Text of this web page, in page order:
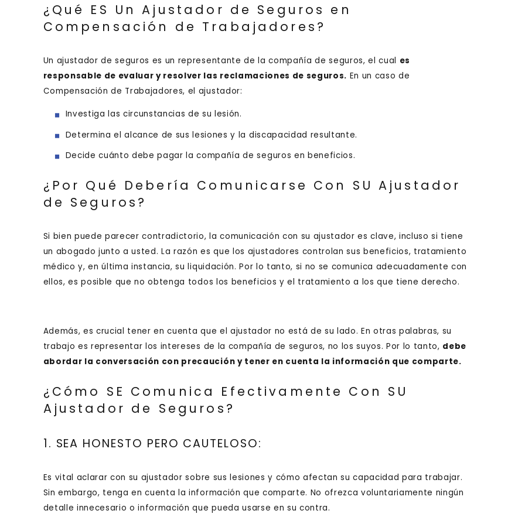
¿Qué ES Un Ajustador de Seguros en
Compensación de Trabajadores?
Un ajustador de seguros es un representante de la compañía de seguros, el cual es
responsable de evaluar y resolver las reclamaciones de seguros. En un caso de
Compensación de Trabajadores, el ajustador:
Investiga las circunstancias de su lesión.
Determina el alcance de sus lesiones y la discapacidad resultante.
Decide cuánto debe pagar la compañía de seguros en beneficios.
¿Por Qué Debería Comunicarse Con SU Ajustador
de Seguros?
Si bien puede parecer contradictorio, la comunicación con su ajustador es clave, incluso si tiene
un abogado junto a usted. La razón es que los ajustadores controlan sus beneficios, tratamiento
médico y, en última instancia, su liquidación. Por lo tanto, si no se comunica adecuadamente con
ellos, es posible que no obtenga todos los beneficios y el tratamiento a los que tiene derecho.
Además, es crucial tener en cuenta que el ajustador no está de su lado. En otras palabras, su
trabajo es representar los intereses de la compañía de seguros, no los suyos. Por lo tanto, debe
abordar la conversación con precaución y tener en cuenta la información que comparte.
¿Cómo SE Comunica Efectivamente Con SU
Ajustador de Seguros?
1. SEA HONESTO PERO CAUTELOSO:
Es vital aclarar con su ajustador sobre sus lesiones y cómo afectan su capacidad para trabajar.
Sin embargo, tenga en cuenta la información que comparte. No ofrezca voluntariamente ningún
detalle innecesario o información que pueda usarse en su contra.